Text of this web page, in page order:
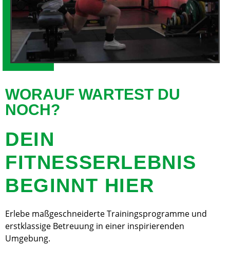
WORAUF WARTEST DU
NOCH?
DEIN
FITNESSERLEBNIS
BEGINNT HIER
Erlebe maßgeschneiderte Trainingsprogramme und
erstklassige Betreuung in einer inspirierenden
Umgebung.